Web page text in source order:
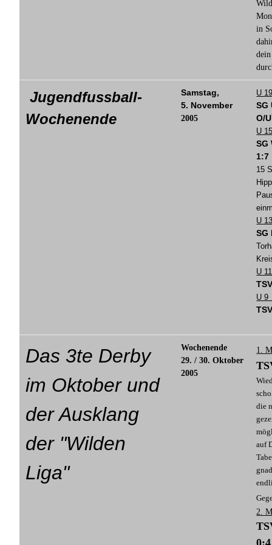
in
Jugendfussball-
Wochenende
Samstag,
5. November
2005
U
SG
O/
U
SG
1:7
15
U
SG
U
U 9
Das 3te Derby
im Oktober und
der Ausklang
der "Wilden
Liga"
Wochenende
29. / 30. Oktober
2005
1.
die
auf
2.
0:4